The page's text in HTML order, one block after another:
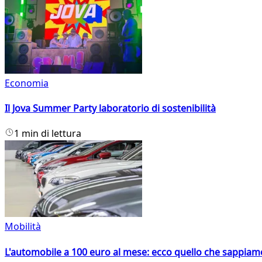
Economia
Il Jova Summer Party laboratorio di sostenibilità
1 min di lettura
Mobilità
L'automobile a 100 euro al mese: ecco quello che